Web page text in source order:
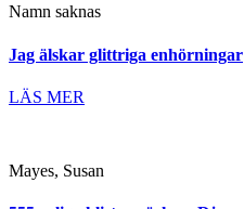
Namn saknas
Jag älskar glittriga enhörningar
LÄS MER
Mayes, Susan